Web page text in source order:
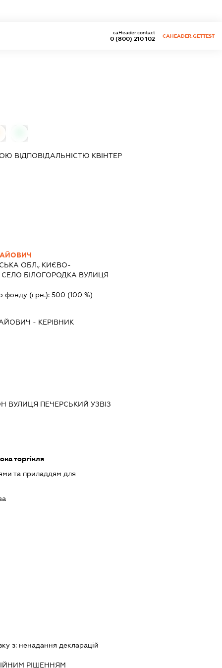
0 (800) 210 102
caHeader.contact
CAHEADER.GETTEST
ВІДПОВІДАЛЬНІСТЮ КВІНТЕР
ОБЛ., КИЄВО-
БІЛОГОРОДКА ВУЛИЦЯ
фонду (грн.): 500 (100 %)
- КЕРІВНИК
ВУЛИЦЯ ПЕЧЕРСЬКИЙ УЗВІЗ
торгівля
та приладдям для
з: ненадання декларацiй
РIШЕННЯМ